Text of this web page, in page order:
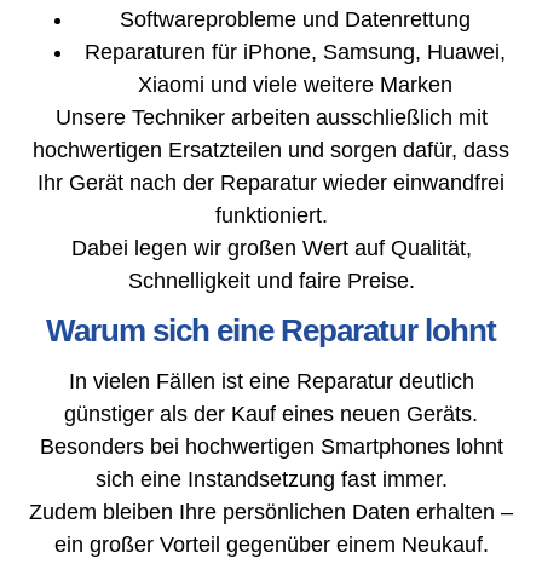
Softwareprobleme und Datenrettung
Reparaturen für iPhone, Samsung, Huawei,
Xiaomi und viele weitere Marken
Unsere Techniker arbeiten ausschließlich mit
hochwertigen Ersatzteilen und sorgen dafür, dass
Ihr Gerät nach der Reparatur wieder einwandfrei
funktioniert.
Dabei legen wir großen Wert auf Qualität,
Schnelligkeit und faire Preise.
Warum sich eine Reparatur lohnt
In vielen Fällen ist eine Reparatur deutlich
günstiger als der Kauf eines neuen Geräts.
Besonders bei hochwertigen Smartphones lohnt
sich eine Instandsetzung fast immer.
Zudem bleiben Ihre persönlichen Daten erhalten –
ein großer Vorteil gegenüber einem Neukauf.